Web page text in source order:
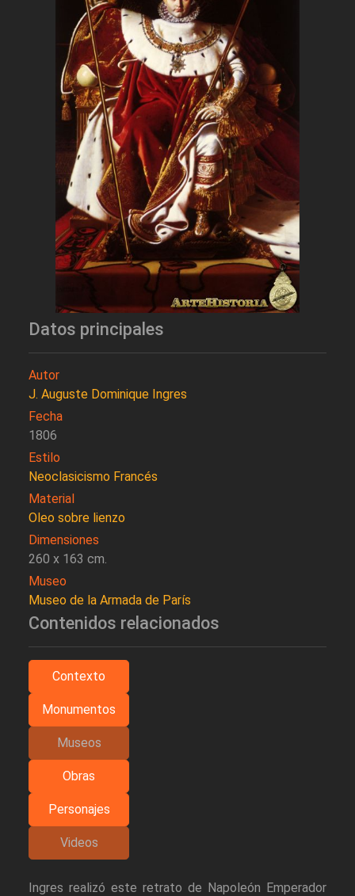
Datos principales
Autor
J. Auguste Dominique Ingres
Fecha
1806
Estilo
Neoclasicismo Francés
Material
Oleo sobre lienzo
Dimensiones
260 x 163 cm.
Museo
Museo de la Armada de París
Contenidos relacionados
Contexto
Monumentos
Museos
Obras
Personajes
Videos
Ingres realizó este retrato de Napoleón Emperador